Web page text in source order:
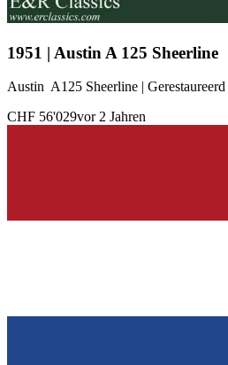
1951 | Austin A 125 Sheerline
Austin A125 Sheerline |
CHF 56'029vor 2 Jahren